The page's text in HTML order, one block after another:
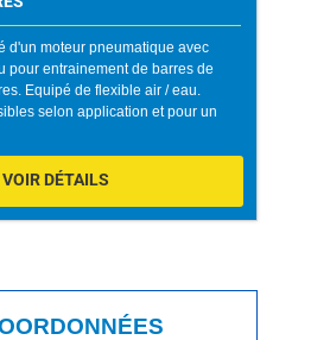
d'un moteur pneumatique avec
pour entrainement de barres de
Equipé de flexible air / eau.
selon application et pour un
VOIR DÉTAILS